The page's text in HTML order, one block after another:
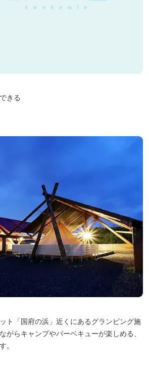
きる
ト「国府の浜」近くにあるグランピング施
がらキャンプやバーベキューが楽しめる、
。